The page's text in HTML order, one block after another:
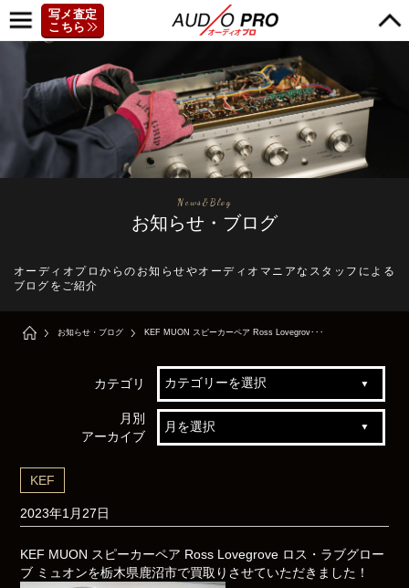
写メ査定
こちら
News&Blog
お知らせ・ブログ
オーディオプロからのお知らせやオーディオマニアなスタッフによる
ブログをご紹介
お知らせ・ブログ KEF MUON スピーカーペア Ross Lovegrov･･･
カテゴリ
月別
アーカイブ
KEF
2023年1月27日
KEF MUON スピーカーペア Ross Lovegrove ロス・ラブグロー
ブ ミュオンを栃木県鹿沼市で買取りさせていただきました！